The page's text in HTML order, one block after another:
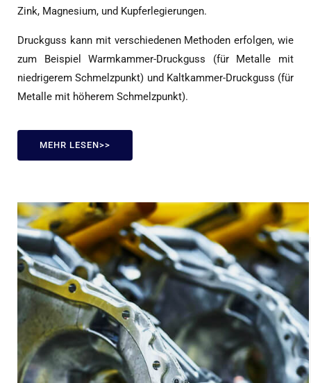
Zink, Magnesium, und Kupferlegierungen.
Druckguss kann mit verschiedenen Methoden erfolgen, wie
zum Beispiel Warmkammer-Druckguss (für Metalle mit
niedrigerem Schmelzpunkt) und Kaltkammer-Druckguss (für
Metalle mit höherem Schmelzpunkt).
MEHR LESEN>>